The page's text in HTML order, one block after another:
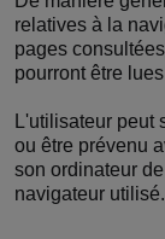
relatives à la
pages
pourront être
L'utilisateur peut
ou être prévenu
son ordinateur
navigateur utilisé.